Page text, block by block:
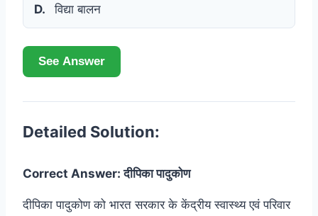
D. विद्या बालन
See Answer
Detailed Solution:
Correct Answer: दीपिका पादुकोण
दीपिका पादुकोण को भारत सरकार के केंद्रीय स्वास्थ्य एवं परिवार